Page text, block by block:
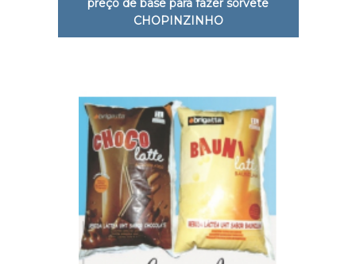
preço de base para fazer sorvete
CHOPINZINHO